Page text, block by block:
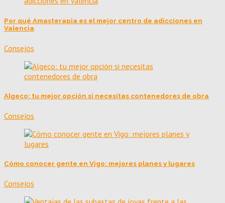
Por qué Amasterapia es el mejor centro de adicciones en
Valencia
Consejos
Algeco: tu mejor opción si necesitas contenedores de obra
Consejos
Cómo conocer gente en Vigo: mejores planes y lugares
Consejos